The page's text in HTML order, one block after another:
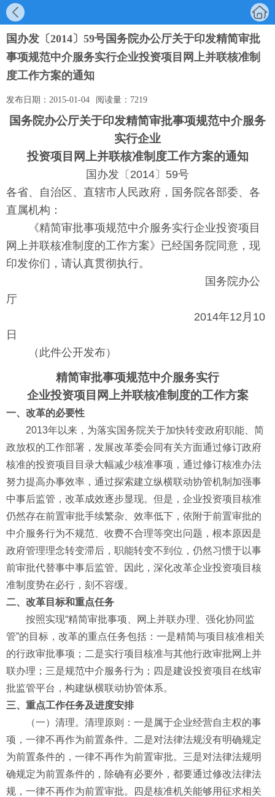
国办发〔2014〕59号国务院办公厅关于印发精简审批
事项规范中介服务实行企业投资项目网上并联核准制
度工作方案的通知
发布日期： 2015-01-04 阅读量： 7219
国务院办公厅关于印发精简审批事项规范中介服务
实行企业
投资项目网上并联核准制度工作方案的通知
国办发〔2014〕59号
各省、自治区、直辖市人民政府，国务院各部委、各
直属机构：
《精简审批事项规范中介服务实行企业投资项目
网上并联核准制度的工作方案》已经国务院同意，现
印发你们，请认真贯彻执行。
国务院办公
厅
2014年12月10
日
（此件公开发布）
精简审批事项规范中介服务实行
企业投资项目网上并联核准制度的工作方案
一、改革的必要性
2013年以来，为落实国务院关于加快转变政府职能、简
政放权的工作部署，发展改革委会同有关方面通过修订政府
核准的投资项目目录大幅减少核准事项，通过修订核准办法
努力提高办事效率，通过探索建立纵横联动协管机制加强事
中事后监管，改革成效逐步显现。但是，企业投资项目核准
仍然存在前置审批手续繁杂、效率低下，依附于前置审批的
中介服务行为不规范、收费不合理等突出问题，根本原因是
政府管理理念转变滞后，职能转变不到位，仍然习惯于以事
前审批代替事中事后监管。因此，深化改革企业投资项目核
准制度势在必行，刻不容缓。
二、改革目标和重点任务
按照实现“精简审批事项、网上并联办理、强化协同监
管”的目标，改革的重点任务包括：一是精简与项目核准相关
的行政审批事项；二是实行项目核准与其他行政审批网上并
联办理；三是规范中介服务行为；四是建设投资项目在线审
批监管平台，构建纵横联动协管体系。
三、重点工作任务及进度安排
（一）清理。清理原则：一是属于企业经营自主权的事
项，一律不再作为前置条件。二是对法律法规没有明确规定
为前置条件的，一律不再作为前置审批。三是对法律法规明
确规定为前置条件的，除确有必要外，都要通过修改法律法
规，一律不再作为前置审批。四是核准机关能够用征求相关